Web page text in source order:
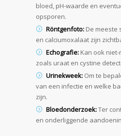
bloed, pH-waarde en
opsporen.
Röntgenfoto: De meeste
en calciumoxalaat zijn
Echografie: Kan ook
zoals uraat en cystine
Urinekweek: Om te
van een infectie en welke
zijn.
Bloedonderzoek:Ter
en onderliggende